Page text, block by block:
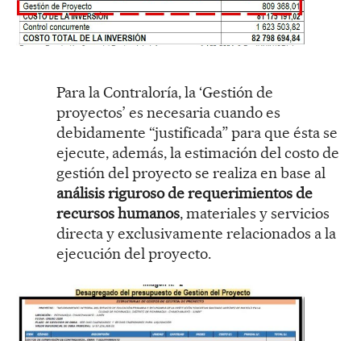
Para la Contraloría, la ‘Gestión de
proyectos’ es necesaria cuando es
debidamente “justificada” para que ésta se
ejecute, además, la estimación del costo de
gestión del proyecto se realiza en base al
análisis riguroso de requerimientos de
recursos humanos, materiales y servicios
directa y exclusivamente relacionados a la
ejecución del proyecto.